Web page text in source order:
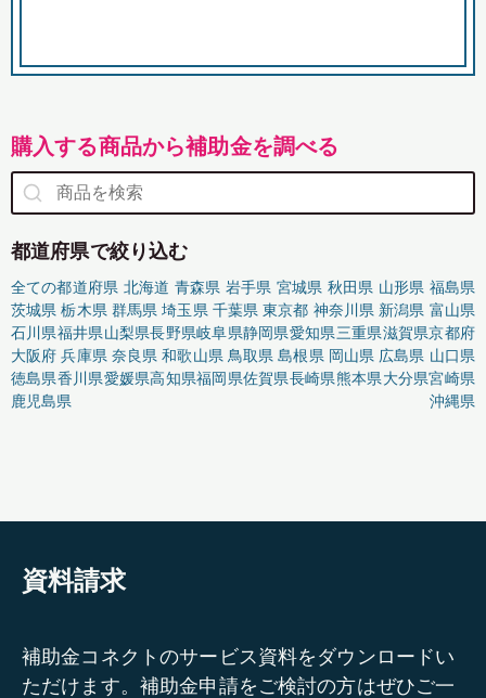
購入する商品から補助金を調べる
都道府県で絞り込む
全ての都道府県 北海道 青森県 岩手県 宮城県 秋田県 山形県 福島県
茨城県 栃木県 群馬県 埼玉県 千葉県 東京都 神奈川県 新潟県 富山県
石川県福井県山梨県長野県岐阜県静岡県愛知県三重県滋賀県京都府
大阪府 兵庫県 奈良県 和歌山県 鳥取県 島根県 岡山県 広島県 山口県
徳島県香川県愛媛県高知県福岡県佐賀県長崎県熊本県大分県宮崎県
鹿児島県
沖縄県
資料請求
補助金コネクトのサービス資料をダウンロードい
ただけます。補助金申請をご検討の方はぜひご一